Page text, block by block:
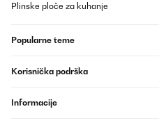
Material wirkt sehr robust
modern und hochwertig aus –
Ich würde es jederzeit wieder
Plinske ploče za kuhanje
Popularne teme
Korisnička podrška
Informacije